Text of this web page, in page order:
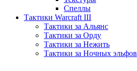
Спеллы
Тактики Warcraft III
Тактики за Альянс
Тактики за Орду
Тактики за Нежить
Тактики за Ночных эльфов